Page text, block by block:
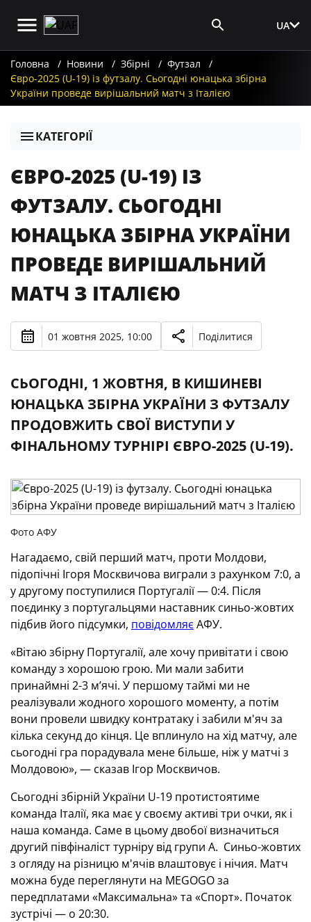
UA
Головна Новини Збірні
Футзал
Євро-2025 (U-19) із футзалу. Сьогодні юнацька збірна
України проведе вирішальний матч з Італією
КАТЕГОРІЇ
ЄВРО-2025 (U-19) ІЗ
ФУТЗАЛУ. СЬОГОДНІ
ЮНАЦЬКА ЗБІРНА УКРАЇНИ
ПРОВЕДЕ ВИРІШАЛЬНИЙ
МАТЧ З ІТАЛІЄЮ
01 жовтня 2025, 10:00 Поділитися
CЬОГОДНІ, 1 ЖОВТНЯ, В КИШИНЕВІ
ЮНАЦЬКА ЗБІРНА УКРАЇНИ З ФУТЗАЛУ
ПРОДОВЖИТЬ СВОЇ ВИСТУПИ У
ФІНАЛЬНОМУ ТУРНІРІ ЄВРО-2025 (U-19).
Фото АФУ
Нагадаємо, свій перший матч, проти Молдови,
підопічні Ігоря Москвичова виграли з рахунком 7:0, а
у другому поступилися Португалії — 0:4. Після
поєдинку з португальцями наставник синьо-жовтих
підбив його підсумки, повідомляєАФУ.
«Вітаю збірну Португалії, але хочу привітати і свою
команду з хорошою грою. Ми мали забити
принаймні 2-3 мʼячі. У першому таймі ми не
реалізували жодного хорошого моменту, а потім
вони провели швидку контратаку і забили м'яч за
кілька секунд до кінця. Це вплинуло на хід матчу, але
сьогодні гра порадувала мене більше, ніж у матчі з
Молдовою», — сказав Ігор Москвичов.
Сьогодні збірній України U-19 протистоятиме
команда Італії, яка має у своєму активі три очки, як і
наша команда. Саме в цьому двобої визначиться
другий півфіналіст турніру від групи А. Синьо-жовтих
з огляду на різницю м'ячів влаштовує і нічия. Матч
можна буде переглянути на MEGOGO за
передплатами «Максимальна» та «Спорт». Початок
зустрічі — о 20:30.